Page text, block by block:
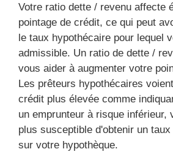
Votre ratio dette / revenu affecte
pointage de crédit, ce qui peut
le taux hypothécaire pour lequel
admissible. Un ratio de dette /
vous aider à augmenter votre
Les prêteurs hypothécaires
crédit plus élevée comme
un emprunteur à risque inférieur,
plus susceptible d'obtenir un
sur votre hypothèque.